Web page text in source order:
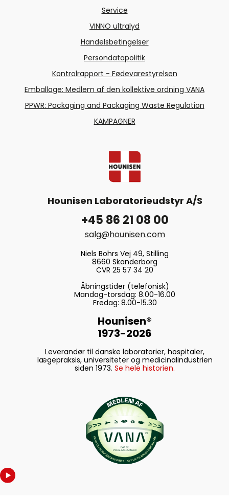
Service
VINNO ultralyd
Handelsbetingelser
Persondatapolitik
Kontrolrapport - Fødevarestyrelsen
Emballage: Medlem af den kollektive ordning VANA
PPWR: Packaging and Packaging Waste Regulation
KAMPAGNER
Hounisen Laboratorieudstyr A/S
+45 86 21 08 00
salg@hounisen.com
Niels Bohrs Vej 49, Stilling
8660 Skanderborg
CVR 25 57 34 20
Åbningstider (telefonisk)
Mandag-torsdag: 8.00-16.00
Fredag: 8.00-15.30
Hounisen®
1973-2026
Leverandør til danske laboratorier, hospitaler,
lægepraksis, universiteter og medicinalindustrien
siden 1973. Se hele historien.